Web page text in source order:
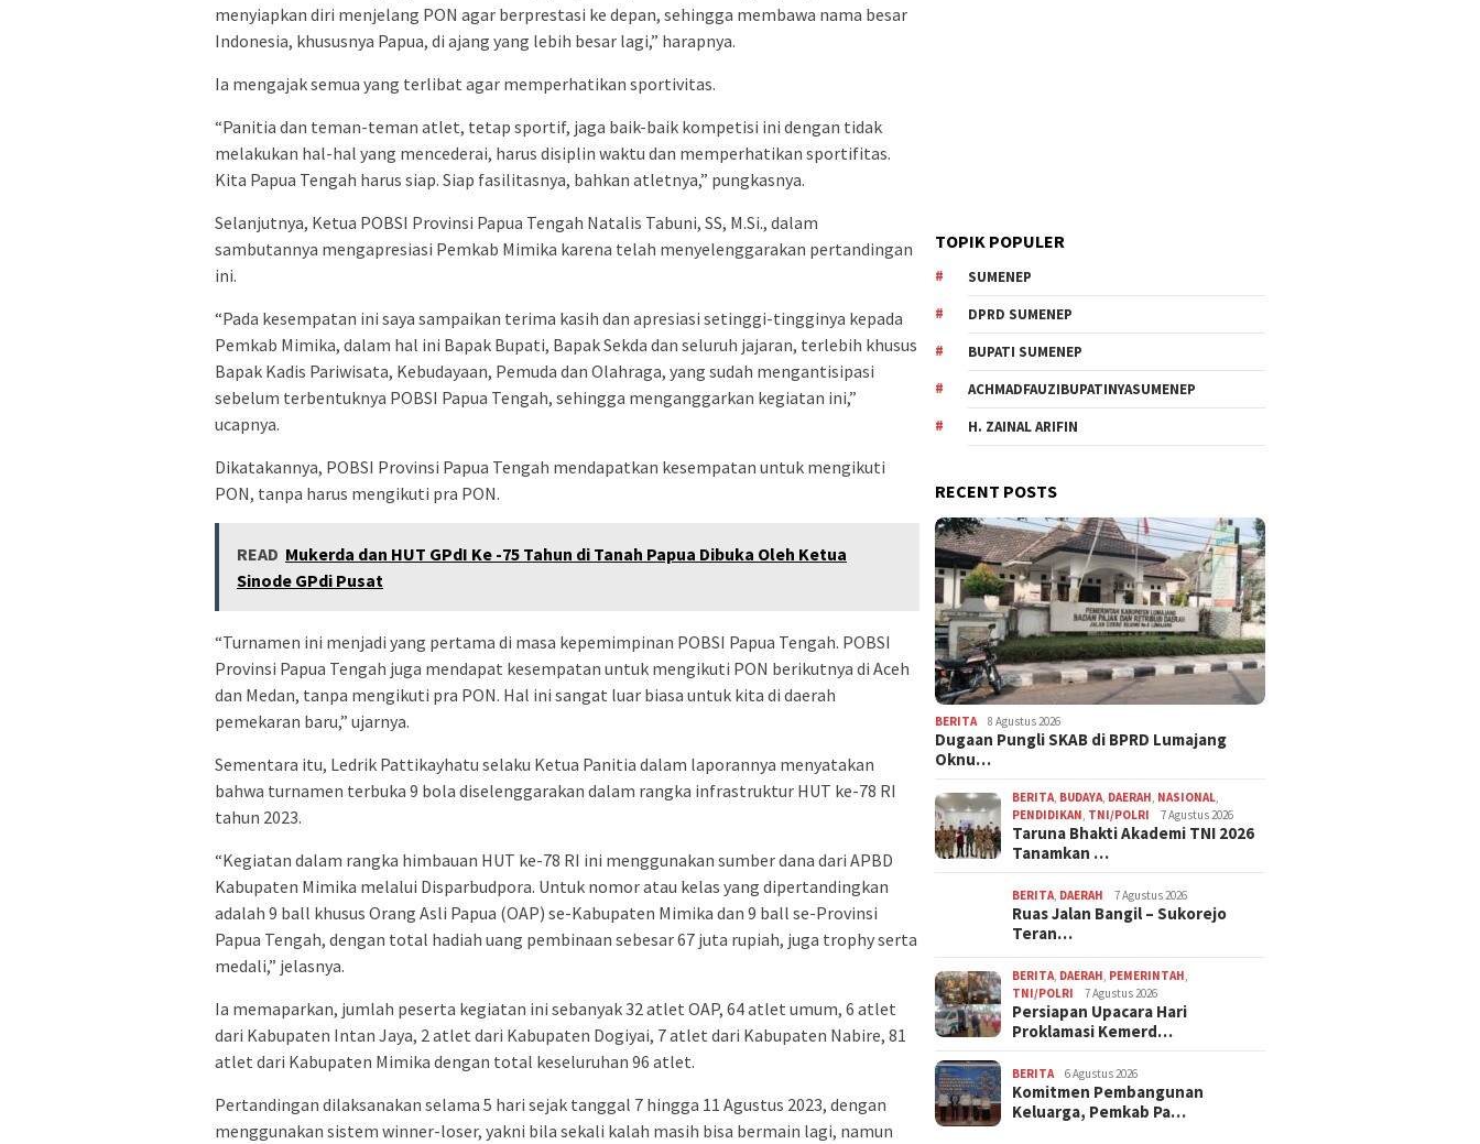
menyiapkan diri menjelang PON agar berprestasi ke depan, sehingga membawa nama besar
Indonesia, khususnya Papua, di ajang yang lebih besar lagi,” harapnya.
Ia mengajak semua yang terlibat agar memperhatikan sportivitas.
“Panitia dan teman-teman atlet, tetap sportif, jaga baik-baik kompetisi ini dengan tidak
melakukan hal-hal yang mencederai, harus disiplin waktu dan memperhatikan sportifitas.
Kita Papua Tengah harus siap. Siap fasilitasnya, bahkan atletnya,” pungkasnya.
Selanjutnya, Ketua POBSI Provinsi Papua Tengah Natalis Tabuni, SS, M.Si., dalam
sambutannya mengapresiasi Pemkab Mimika karena telah menyelenggarakan pertandingan
ini.
“Pada kesempatan ini saya sampaikan terima kasih dan apresiasi setinggi-tingginya kepada
Pemkab Mimika, dalam hal ini Bapak Bupati, Bapak Sekda dan seluruh jajaran, terlebih khusus
Bapak Kadis Pariwisata, Kebudayaan, Pemuda dan Olahraga, yang sudah mengantisipasi
sebelum terbentuknya POBSI Papua Tengah, sehingga menganggarkan kegiatan ini,”
ucapnya.
Dikatakannya, POBSI Provinsi Papua Tengah mendapatkan kesempatan untuk mengikuti
PON, tanpa harus mengikuti pra PON.
READ Mukerda dan HUT GPdI Ke -75 Tahun di Tanah Papua Dibuka Oleh Ketua
Sinode GPdi Pusat
“Turnamen ini menjadi yang pertama di masa kepemimpinan POBSI Papua Tengah. POBSI
Provinsi Papua Tengah juga mendapat kesempatan untuk mengikuti PON berikutnya di Aceh
dan Medan, tanpa mengikuti pra PON. Hal ini sangat luar biasa untuk kita di daerah
pemekaran baru,” ujarnya.
Sementara itu, Ledrik Pattikayhatu selaku Ketua Panitia dalam laporannya menyatakan
bahwa turnamen terbuka 9 bola diselenggarakan dalam rangka infrastruktur HUT ke-78 RI
tahun 2023.
“Kegiatan dalam rangka himbauan HUT ke-78 RI ini menggunakan sumber dana dari APBD
Kabupaten Mimika melalui Disparbudpora. Untuk nomor atau kelas yang dipertandingkan
adalah 9 ball khusus Orang Asli Papua (OAP) se-Kabupaten Mimika dan 9 ball se-Provinsi
Papua Tengah, dengan total hadiah uang pembinaan sebesar 67 juta rupiah, juga trophy serta
medali,” jelasnya.
Ia memaparkan, jumlah peserta kegiatan ini sebanyak 32 atlet OAP, 64 atlet umum, 6 atlet
dari Kabupaten Intan Jaya, 2 atlet dari Kabupaten Dogiyai, 7 atlet dari Kabupaten Nabire, 81
atlet dari Kabupaten Mimika dengan total keseluruhan 96 atlet.
Pertandingan dilaksanakan selama 5 hari sejak tanggal 7 hingga 11 Agustus 2023, dengan
menggunakan sistem winner-loser, yakni bila sekali kalah masih bisa bermain lagi, namun
TOPIK POPULER
SUMENEP
DPRD SUMENEP
BUPATI SUMENEP
ACHMADFAUZIBUPATINYASUMENEP
H. ZAINAL ARIFIN
RECENT POSTS
BERITA 8 Agustus 2026
Dugaan Pungli SKAB di BPRD Lumajang
Oknu…
BERITA, BUDAYA, DAERAH, NASIONAL,
PENDIDIKAN, TNI/POLRI 7 Agustus 2026
Taruna Bhakti Akademi TNI 2026
Tanamkan …
BERITA, DAERAH 7 Agustus 2026
Ruas Jalan Bangil – Sukorejo
Teran…
BERITA, DAERAH, PEMERINTAH,
TNI/POLRI
7 Agustus 2026
Persiapan Upacara Hari
Proklamasi Kemerd…
BERITA 6 Agustus 2026
Komitmen Pembangunan
Keluarga, Pemkab Pa…